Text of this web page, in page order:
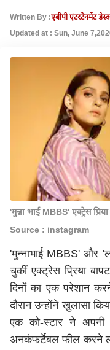
Written By :एबीपी एंटरटेनमेंट
Updated at : Sun, June
'मुन्ना भाई MBBS' एक्ट्रेस
Source : instagram
'मुन्नाभाई MBBS' और
चुकीं एक्ट्रेस प्रिया
दिनों का एक परेशान
दौरान उन्होंने खुलासा
एक को-स्टार ने अपनी
अनकंफर्टेबल फील करने